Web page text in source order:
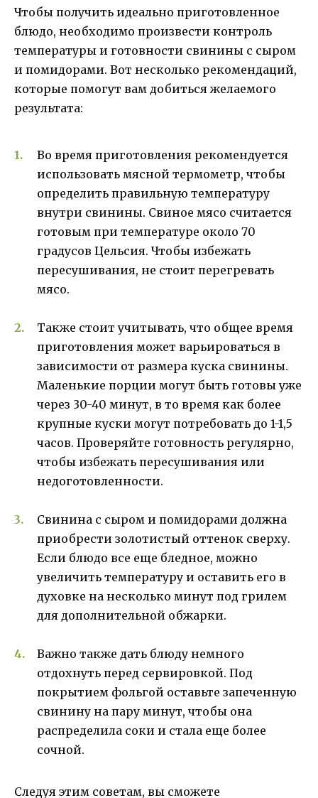
Чтобы получить идеально приготовленное
блюдо, необходимо произвести контроль
температуры и готовности свинины с сыром
и помидорами. Вот несколько рекомендаций,
которые помогут вам добиться желаемого
результата:
Во время приготовления рекомендуется
использовать мясной термометр, чтобы
определить правильную температуру
внутри свинины. Свиное мясо считается
готовым при температуре около 70
градусов Цельсия. Чтобы избежать
пересушивания, не стоит перегревать
мясо.
Также стоит учитывать, что общее время
приготовления может варьироваться в
зависимости от размера куска свинины.
Маленькие порции могут быть готовы уже
через 30-40 минут, в то время как более
крупные куски могут потребовать до 1-1,5
часов. Проверяйте готовность регулярно,
чтобы избежать пересушивания или
недоготовленности.
Свинина с сыром и помидорами должна
приобрести золотистый оттенок сверху.
Если блюдо все еще бледное, можно
увеличить температуру и оставить его в
духовке на несколько минут под грилем
для дополнительной обжарки.
Важно также дать блюду немного
отдохнуть перед сервировкой. Под
покрытием фольгой оставьте запеченную
свинину на пару минут, чтобы она
распределила соки и стала еще более
сочной.
Следуя этим советам, вы сможете